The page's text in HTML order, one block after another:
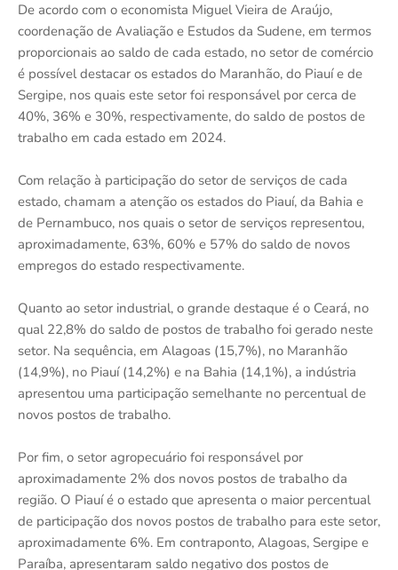
De acordo com o economista Miguel Vieira de Araújo,
coordenação de Avaliação e Estudos da Sudene, em termos
proporcionais ao saldo de cada estado, no setor de comércio
é possível destacar os estados do Maranhão, do Piauí e de
Sergipe, nos quais este setor foi responsável por cerca de
40%, 36% e 30%, respectivamente, do saldo de postos de
trabalho em cada estado em 2024.
Com relação à participação do setor de serviços de cada
estado, chamam a atenção os estados do Piauí, da Bahia e
de Pernambuco, nos quais o setor de serviços representou,
aproximadamente, 63%, 60% e 57% do saldo de novos
empregos do estado respectivamente.
Quanto ao setor industrial, o grande destaque é o Ceará, no
qual 22,8% do saldo de postos de trabalho foi gerado neste
setor. Na sequência, em Alagoas (15,7%), no Maranhão
(14,9%), no Piauí (14,2%) e na Bahia (14,1%), a indústria
apresentou uma participação semelhante no percentual de
novos postos de trabalho.
Por fim, o setor agropecuário foi responsável por
aproximadamente 2% dos novos postos de trabalho da
região. O Piauí é o estado que apresenta o maior percentual
de participação dos novos postos de trabalho para este setor,
aproximadamente 6%. Em contraponto, Alagoas, Sergipe e
Paraíba, apresentaram saldo negativo dos postos de